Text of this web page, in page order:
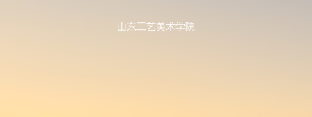
山东工艺美术学院